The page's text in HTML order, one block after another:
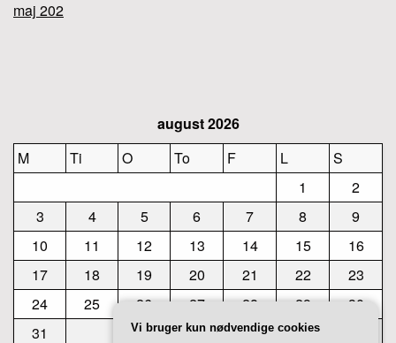
maj 202
august 2026
M
Ti O To F L
S
1
2
3
4 5 6 7 8
9
10
11 12 13 14 15
16
17
18 19 20 21 22
23
24
25 26 27 28 29
30
31
Vi bruger kun nødvendige cookies